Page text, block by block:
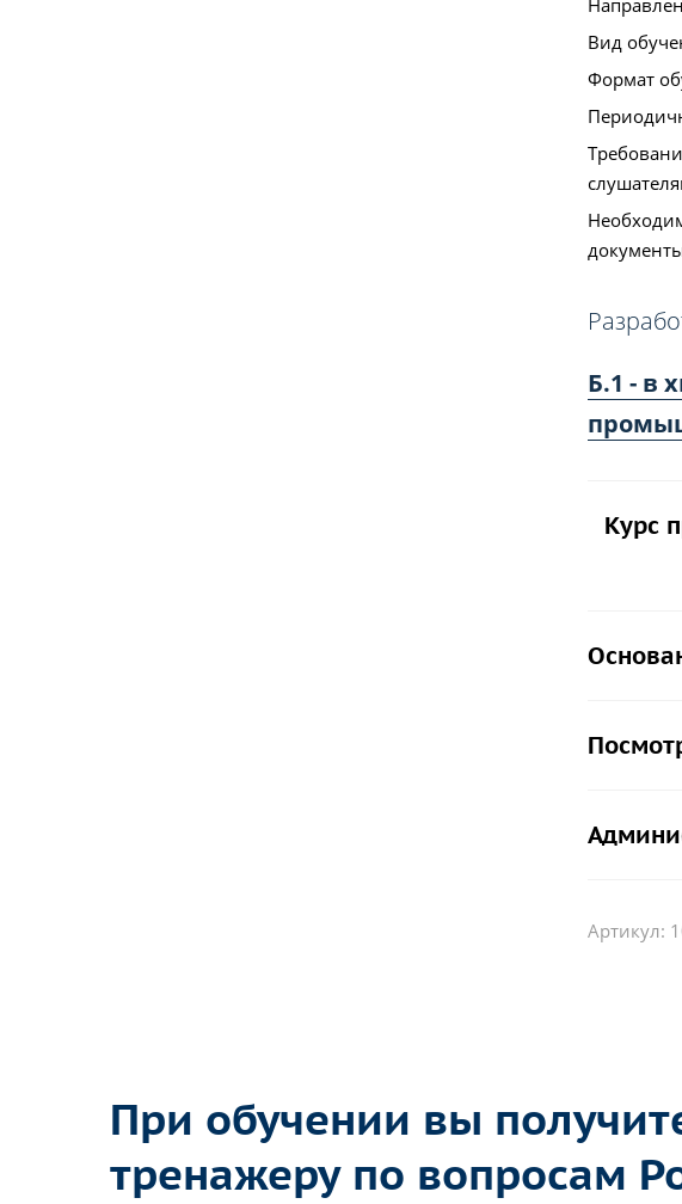
Вид
Формат
Б.1 - в
Курс
Артикул:
При обучении вы
тренажеру по вопросам